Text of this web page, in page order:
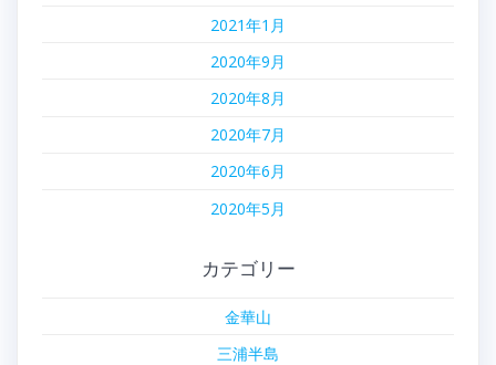
2021年1月
2020年9月
2020年8月
2020年7月
2020年6月
2020年5月
カテゴリー
金華山
三浦半島